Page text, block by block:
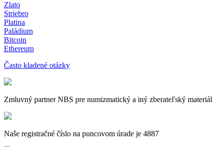
Zlato
Striebro
Platina
Paládium
Bitcoin
Ethereum
Často kladené otázky
Zmluvný partner NBS pre numizmatický a iný zberateľský materiál
Naše registračné číslo na puncovom úrade je 4887